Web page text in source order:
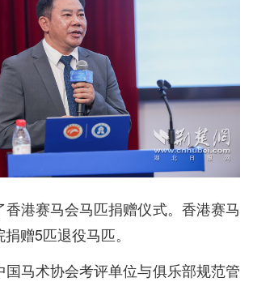
港赛马会马匹捐赠仪式。香港赛马
赠5匹退役马匹。
马术协会考评单位与俱乐部规范管